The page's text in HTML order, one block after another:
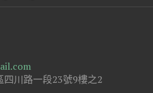
川路一段23號9樓之2